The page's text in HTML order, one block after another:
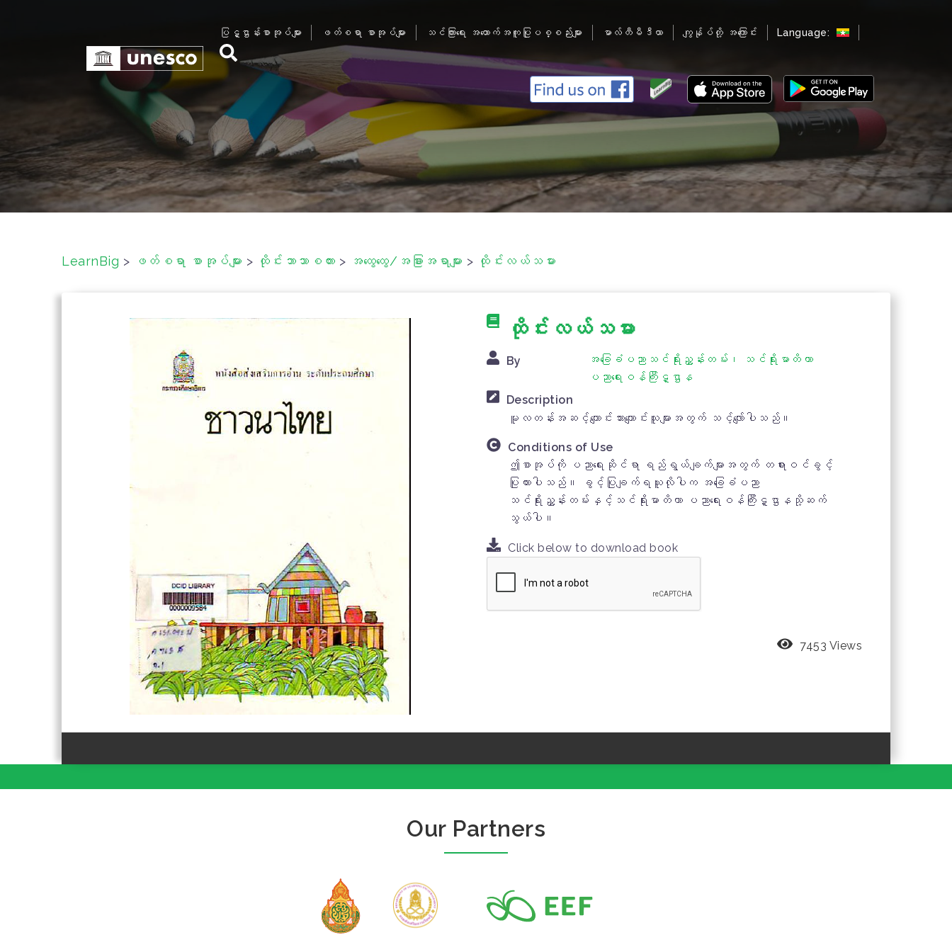
n
t
e
ပြဋ္ဌာန်းစာအုပ်များ ဖတ်စရာ စာအုပ်များ သင်ကြားရေး အထောက်အကူပြုပစ္စည်းများ မာလ်တီမီဒီယာ ကျွန်ုပ်တို့ အကြောင်း Language:
LearnBig > ဖတ်စရာ စာအုပ်များ > ထိုင်းဘာသာစကား > အထွေထွေ/အခြားအရာများ > ထိုင်းလယ်သမား
ထိုင်းလယ်သမား
By
အခြေခံပညာသင်ရိုးညွှန်းတမ်း၊ သင်ရိုးမာတိကာ
ပညာရေးဝန်ကြီးဋ္ဌာန
Description
မူလတန်းအဆင့်ကျောင်းသားကျောင်းသူများအတွက် သင့်လျော်ပါသည်။
Conditions of Use
ဤစာအုပ်ကို ပညာရေးဆိုင်ရာ ရည်ရွယ်ချက်များအတွက် တရားဝင်ခွင့်
ပြုထားပါသည်။ ခွင့်ပြုချက်ရယူလိုပါက အခြေခံပညာ
သင်ရိုးညွှန်းတမ်းနှင့်သင်ရိုးမာတိကာ ပညာရေးဝန်ကြီးဋ္ဌာနသို့ဆက်
သွယ်ပါ။
Click below to download book
7453 Views
Our Partners